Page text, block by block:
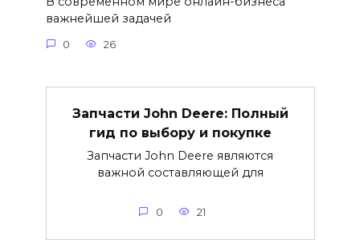
важнейшей задачей
0 26
Запчасти John Deere: Полный
гид по выбору и покупке
Запчасти John Deere являются
важной составляющей для
0 21